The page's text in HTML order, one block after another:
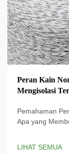
Peran Kain
Mengisolasi
Pemahaman
Apa yang
LIHAT SEMUA